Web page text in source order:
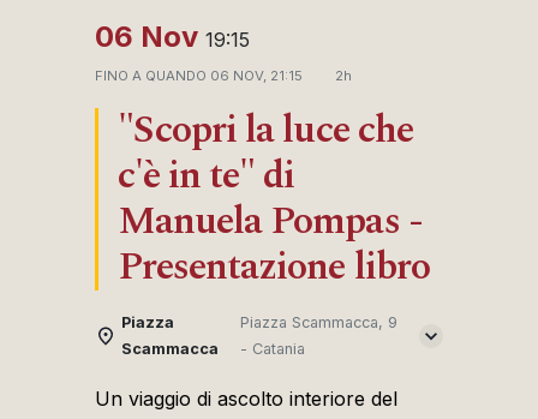
06 Nov 19:15
FINO A QUANDO 06 NOV, 21:15 2h
"Scopri la luce che
c'è in te" di
Manuela Pompas -
Presentazione libro
Piazza
Scammacca
Piazza Scammacca, 9
- Catania
Un viaggio di ascolto interiore del